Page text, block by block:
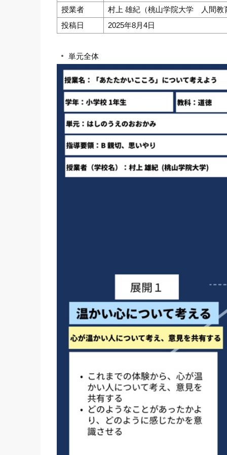
授業者
村上 雄紀（桃山学院大学 人間教
投稿日
2025年8月4日
単元全体